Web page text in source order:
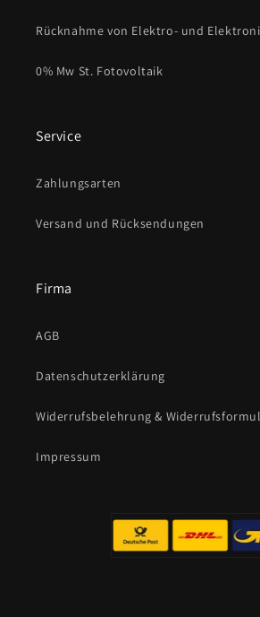
Rücknahme von Elektro- und
0% Mw St. Fotovoltaik
Service
Zahlungsarten
Versand und Rücksendungen
Firma
AGB
Datenschutzerklärung
Widerrufsbelehrung &
Impressum